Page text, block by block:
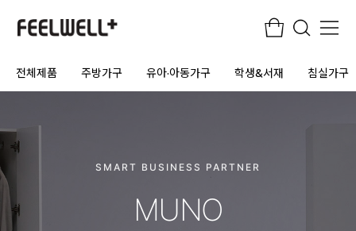
전체제품 주방가구 유아·아동가구 학생&서재 침실가구
SMART BUSINESS PARTNER
MUNO